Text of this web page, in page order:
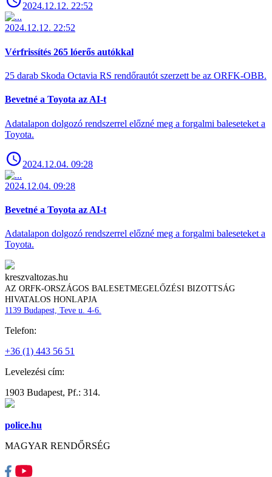
2024.12.12. 22:52
2024.12.12. 22:52
Vérfrissítés 265 lóerős autókkal
25 darab Skoda Octavia RS rendőrautót szerzett be az ORFK-OBB.
Bevetné a Toyota az AI-t
Adatalapon dolgozó rendszerrel előzné meg a forgalmi baleseteket a
Toyota.
2024.12.04. 09:28
2024.12.04. 09:28
Bevetné a Toyota az AI-t
Adatalapon dolgozó rendszerrel előzné meg a forgalmi baleseteket a
Toyota.
kreszvaltozas.hu
AZ ORFK-ORSZÁGOS BALESETMEGELŐZÉSI BIZOTTSÁG
HIVATALOS HONLAPJA
1139 Budapest, Teve u. 4-6.
Telefon:
+36 (1) 443 56 51
Levelezési cím:
1903 Budapest, Pf.: 314.
police.hu
MAGYAR RENDŐRSÉG